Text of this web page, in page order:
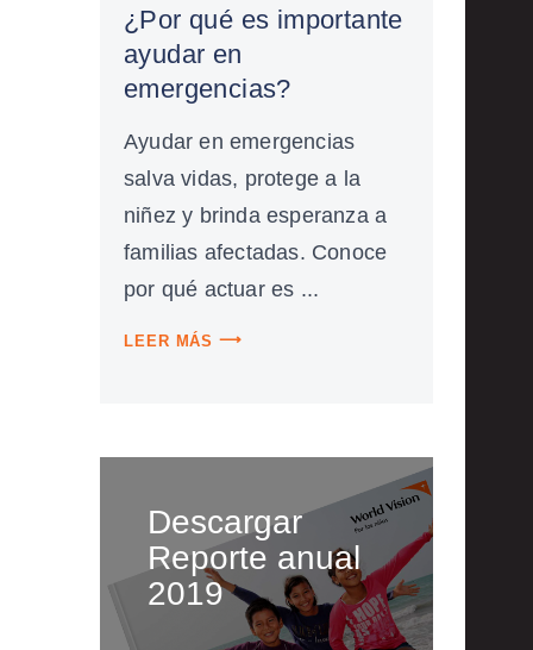
¿Por qué es importante
ayudar en
emergencias?
Ayudar en emergencias
salva vidas, protege a la
niñez y brinda esperanza a
familias afectadas. Conoce
por qué actuar es ...
LEER MÁS
Descargar
Reporte anual
2019